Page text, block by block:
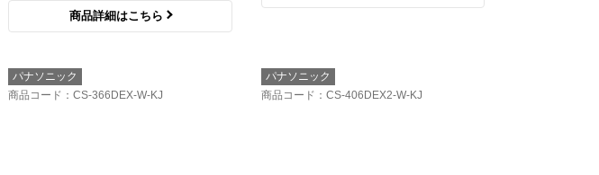
商品詳細はこちら
パナソニック
商品コード ：CS-366DEX-W-KJ
パナソニック
商品コード ：CS-406DEX2-W-KJ